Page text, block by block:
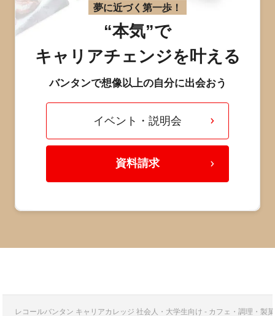
夢に近づく第一歩！
“本気”で
キャリアチェンジを叶える
バンタンで想像以上の自分に出会おう
イベント・説明会
資料請求
レコールバンタン キャリアカレッジ 社会人・大学生向け - カフェ・調理・製